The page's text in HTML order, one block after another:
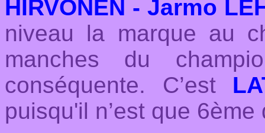
HIRVONEN - Jarmo
niveau la marque au
manches du
conséquente. C’est
puisqu'il n’est que